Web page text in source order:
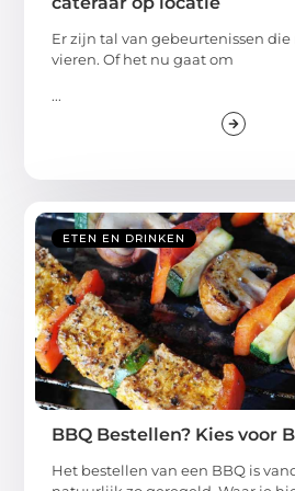
Er zijn tal van gebeurtenissen
vieren. Of het nu gaat om
...
ETEN EN DRINKEN
BBQ Bestellen? Kies voor
Het bestellen van een BBQ is